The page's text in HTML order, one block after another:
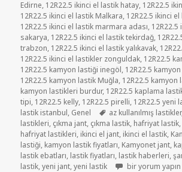
Edirne, 12R22.5 ikinci el lastik hatay, 12R22.5
12R22.5 ikinci el lastik Malkara, 12R22.5 ikinci
12R22.5 ikinci el lastik marmara adası, 12R22.5
sakarya, 12R22.5 ikinci el lastik tekirdağ,
trabzon, 12R22.5 ikinci el lastik yalıkavak,
12R22.5 ikinci el lastikler zonguldak, 12R22.5
12R22.5 kamyon lastiği inegöl, 12R22.5
12R22.5 kamyon lastik Muğla, 12R22.5 kamyon
kamyon lastikleri burdur, 12R22.5 kaplama
tipi, 12R22.5 kelly, 12R22.5 pirelli, 12R22.5 yeni
lastik istanbul, Genel Etiketler
az kullanılmış lastikler
lastikleri, çıkma jant, çıkma lastik, hafriyat lastik,
hafriyat lastikleri, ikinci el jant, ikinci el lastik,
lastiği, kamyon lastik fiyatları, Kamyonet jant,
lastik ebatları, lastik fiyatları, lastik haberleri,
lastik,yeni jant,yeni lastik 12R22.5
bir yorum yapın